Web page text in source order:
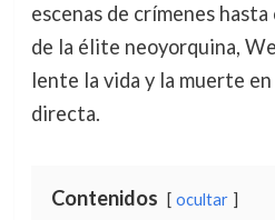
escenas de crímenes
de la élite neoyorquina,
lente la vida y la muerte
directa.
Contenidos ocultar